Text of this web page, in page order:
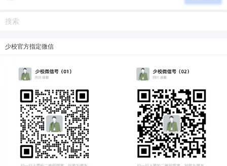
少校官方指定微信